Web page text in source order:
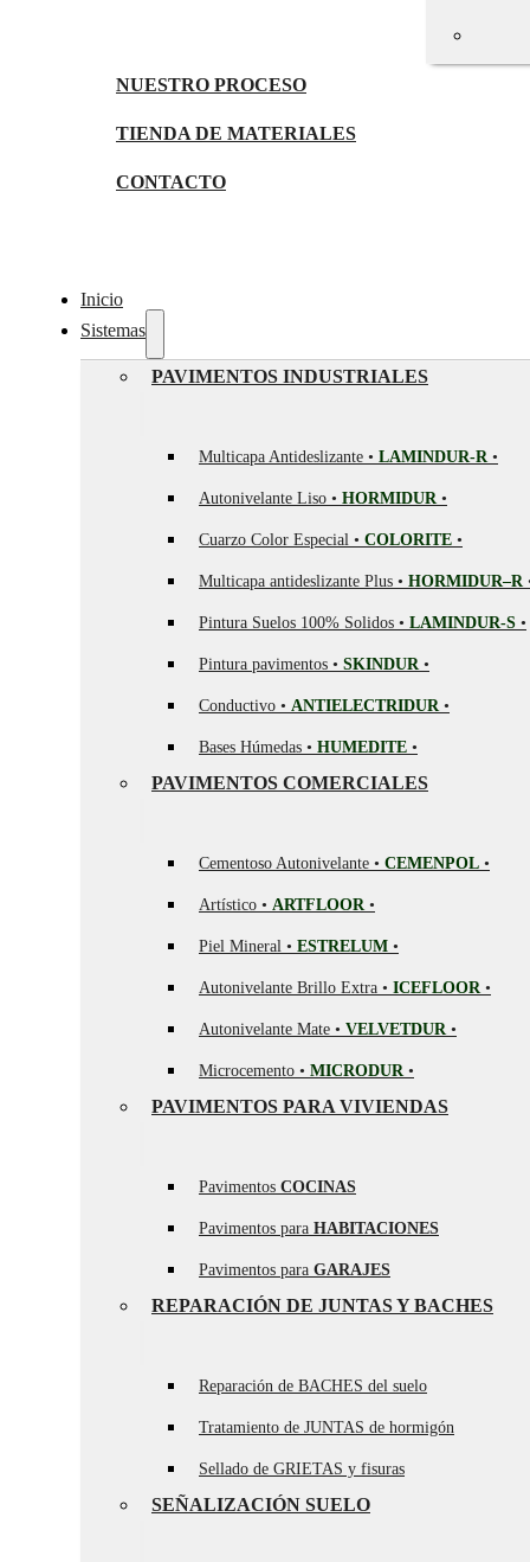
NUESTRO PROCESO
TIENDA DE MATERIALES
CONTACTO
Inicio
Sistemas
PAVIMENTOS INDUSTRIALES
Multicapa Antideslizante • LAMINDUR-R •
Autonivelante Liso • HORMIDUR •
Cuarzo Color Especial • COLORITE •
Multicapa antideslizante Plus • HORMIDUR–R
Pintura Suelos 100% Solidos • LAMINDUR-S •
Pintura pavimentos • SKINDUR •
Conductivo • ANTIELECTRIDUR •
Bases Húmedas • HUMEDITE •
PAVIMENTOS COMERCIALES
Cementoso Autonivelante • CEMENPOL •
Artístico • ARTFLOOR •
Piel Mineral • ESTRELUM •
Autonivelante Brillo Extra • ICEFLOOR •
Autonivelante Mate • VELVETDUR •
Microcemento • MICRODUR •
PAVIMENTOS PARA VIVIENDAS
Pavimentos COCINAS
Pavimentos para HABITACIONES
Pavimentos para GARAJES
REPARACIÓN DE JUNTAS Y BACHES
Reparación de BACHES del suelo
Tratamiento de JUNTAS de hormigón
Sellado de GRIETAS y fisuras
SEÑALIZACIÓN SUELO